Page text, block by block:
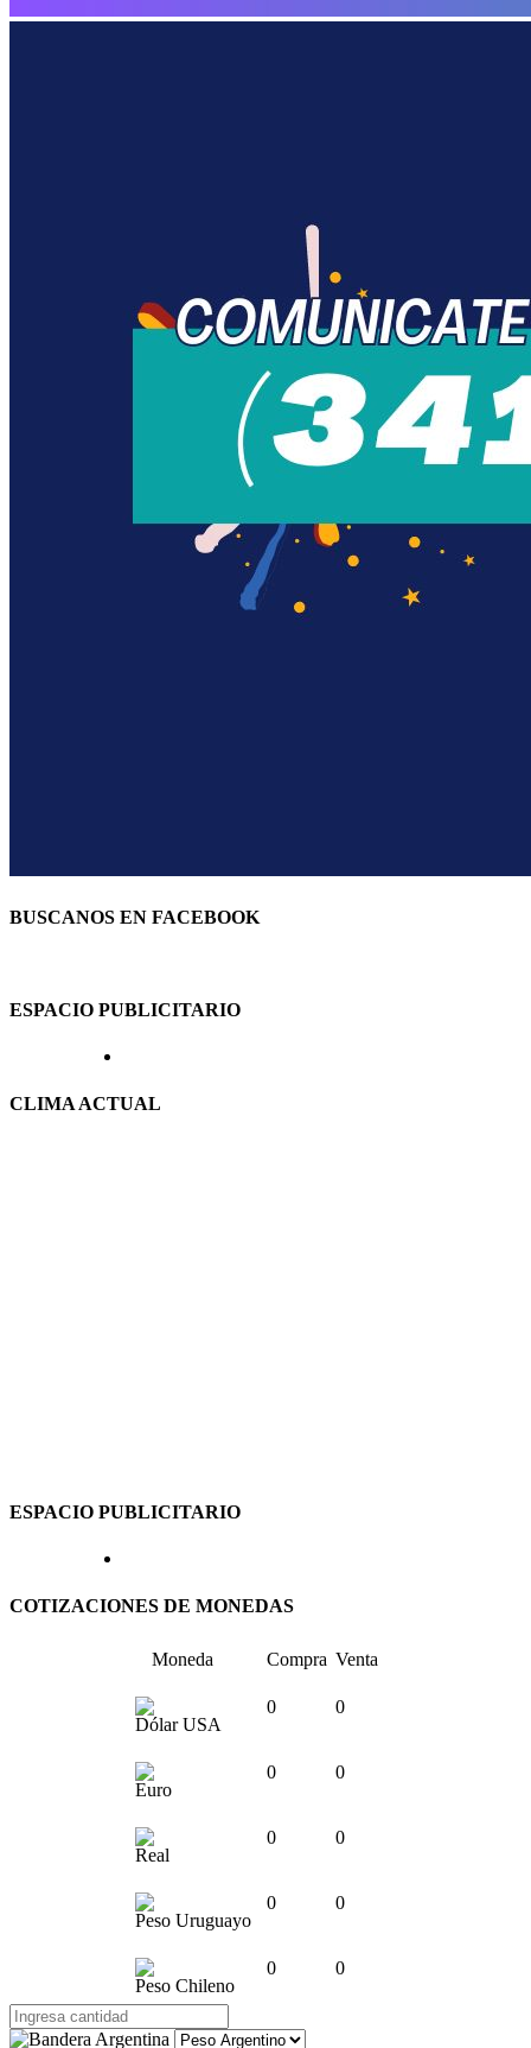
BUSCANOS EN FACEBOOK
ESPACIO PUBLICITARIO
CLIMA ACTUAL
ESPACIO PUBLICITARIO
COTIZACIONES DE MONEDAS
Moneda Compra Venta
Dólar USA
0 0
Euro
0 0
Real
0 0
Peso Uruguayo
0 0
Peso Chileno
0 0